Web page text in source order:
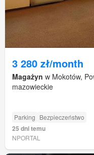
3 280 zł/month
Magażyn w Mokotów,
mazowieckie
Parking Bezpieczeństwo
25 dni temu
NPORTAL